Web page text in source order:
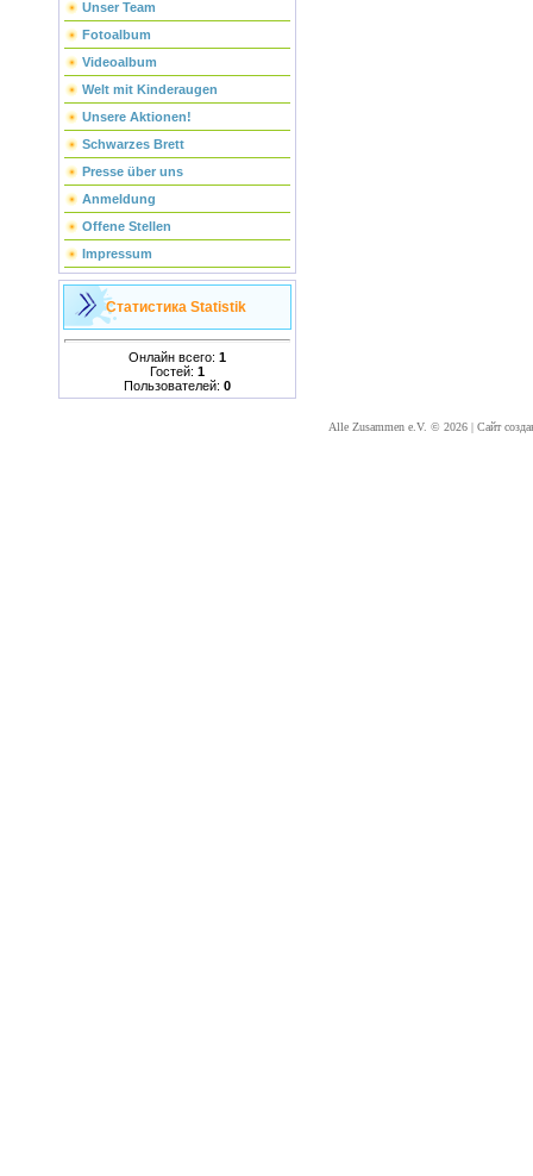
Unser Team
Fotoalbum
Videoalbum
Welt mit Kinderaugen
Unsere Aktionen!
Schwarzes Brett
Presse über uns
Anmeldung
Offene Stellen
Impressum
Статистика Statistik
Онлайн всего: 1
Гостей: 1
Пользователей: 0
Alle Zusammen e.V. © 2026 | Сайт